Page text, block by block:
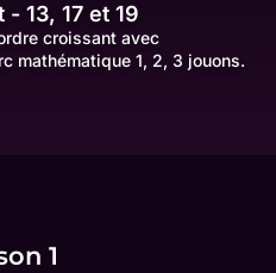
13, 17 et 19
croissant avec
mathématique 1, 2, 3 jouons.
1